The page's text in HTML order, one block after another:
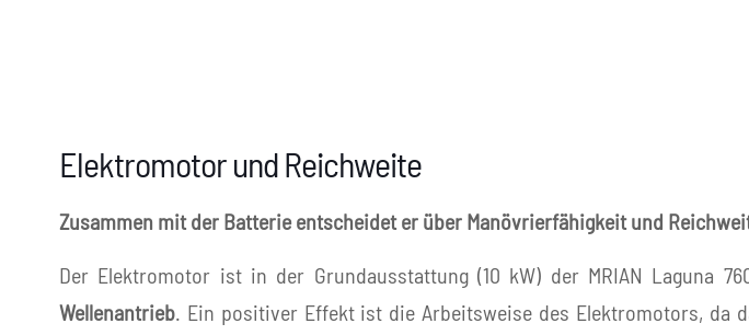
Elektromotor und Reichweite
Zusammen mit der Batterie entscheidet er über Manövrierfähigkeit und
Der Elektromotor ist in der Grundausstattung (10 kW) der MRIAN Laguna
Wellenantrieb. Ein positiver Effekt ist die Arbeitsweise des Elektromotors, da